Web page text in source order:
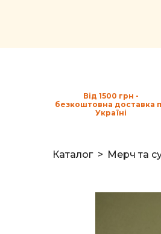
Від 1500 грн -
безкоштовна доставка
Україні
Каталог Мерч та